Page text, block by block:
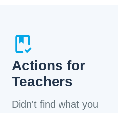
Actions for
Teachers
Didn't find what you